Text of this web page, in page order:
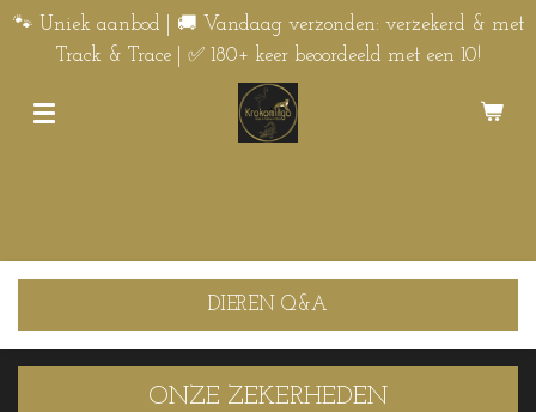
Ga
direct
🐾 Uniek aanbod | 🚚 Vandaag verzonden: verzekerd & met
Track & Trace | ✅ 180+ keer beoordeeld met een 10!
DIEREN Q&A
ONZE ZEKERHEDEN